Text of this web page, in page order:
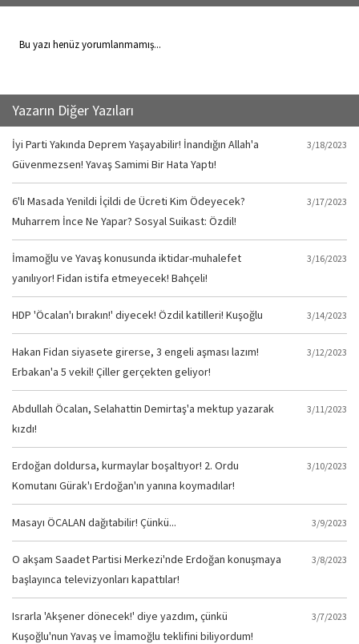
Bu yazı henüz yorumlanmamış...
Yazarın Diğer Yazıları
İyi Parti Yakında Deprem Yaşayabilir! İnandığın Allah'a
Güvenmezsen! Yavaş Samimi Bir Hata Yaptı!
3/18/2023
6'lı Masada Yenildi İçildi de Ücreti Kim Ödeyecek?
Muharrem İnce Ne Yapar? Sosyal Suikast: Özdil!
3/17/2023
İmamoğlu ve Yavaş konusunda iktidar-muhalefet
yanılıyor! Fidan istifa etmeyecek! Bahçeli!
3/16/2023
HDP 'Öcalan'ı bırakın!' diyecek! Özdil katilleri! Kuşoğlu 3/14/2023
Hakan Fidan siyasete girerse, 3 engeli aşması lazım!
Erbakan'a 5 vekil! Çiller gerçekten geliyor!
3/12/2023
Abdullah Öcalan, Selahattin Demirtaş'a mektup yazarak
kızdı!
3/11/2023
Erdoğan doldursa, kurmaylar boşaltıyor! 2. Ordu
Komutanı Gürak'ı Erdoğan'ın yanına koymadılar!
3/10/2023
Masayı ÖCALAN dağıtabilir! Çünkü... 3/9/2023
O akşam Saadet Partisi Merkezi'nde Erdoğan konuşmaya
başlayınca televizyonları kapattılar!
3/8/2023
Israrla 'Akşener dönecek!' diye yazdım, çünkü
Kuşoğlu'nun Yavaş ve İmamoğlu teklifini biliyordum!
3/7/2023